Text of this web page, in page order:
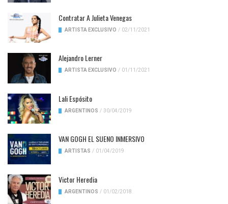
Contratar A Julieta Venegas
ARTISTA EXCLUSIVO / 02/11/2021
Alejandro Lerner
ARTISTA EXCLUSIVO / 01/11/2021
Lali Espósito
ARGENTINOS / 30/04/2019
VAN GOGH EL SUENO INMERSIVO
ARTISTAS / 01/04/2019
Victor Heredia
ARGENTINOS / 01/02/2018